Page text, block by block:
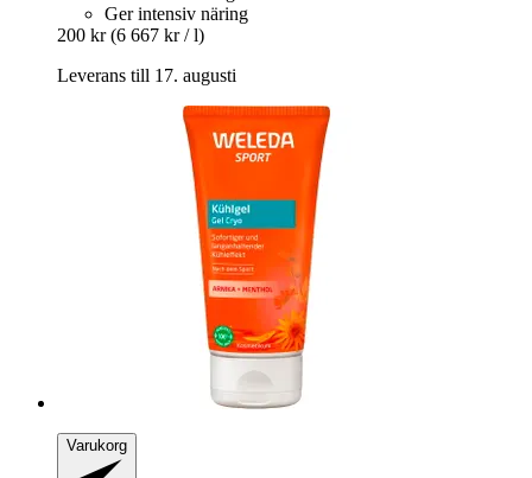
Ger intensiv näring
200 kr (6 667 kr / l)
Leverans till 17. augusti
Varukorg